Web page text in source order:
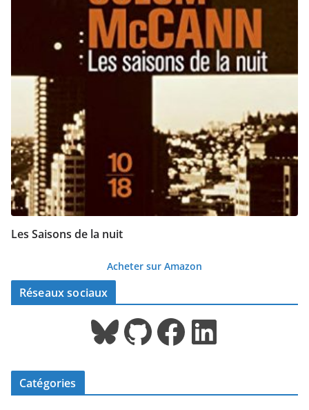
Les Saisons de la nuit
Acheter sur Amazon
Réseaux sociaux
Bluesky GitHub Facebook LinkedIn
Catégories